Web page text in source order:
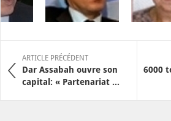
ARTICLE PRÉCÉDENT
Dar Assabah ouvre son
capital: « Partenariat ...
6000